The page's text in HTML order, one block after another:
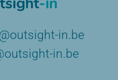
in.be
in.be